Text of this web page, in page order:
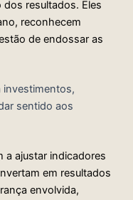
resultados. Eles
reconhecem
de endossar as
investimentos,
sentido aos
a ajustar indicadores
em resultados
envolvida,